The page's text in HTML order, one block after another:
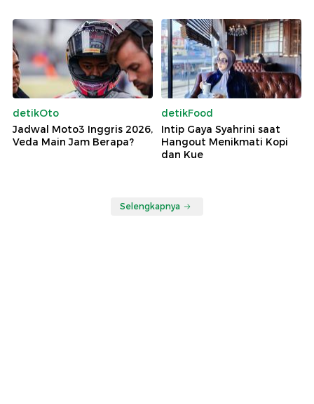
detikOto
Jadwal Moto3 Inggris 2026,
Veda Main Jam Berapa?
detikFood
Intip Gaya Syahrini saat
Hangout Menikmati Kopi
dan Kue
Selengkapnya